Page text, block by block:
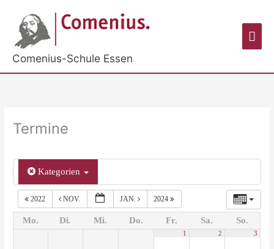
springen
Comenius-Schule Essen
Termine
Kategorien
2022 NOV. JAN. 2024
Mo. Di. Mi. Do. Fr. Sa. So.
1 2 3